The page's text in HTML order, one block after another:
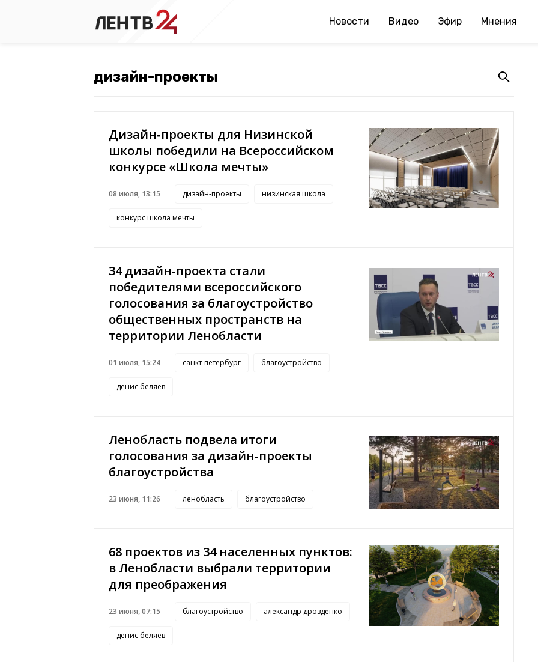
Новости Видео Эфир Мнения
Дизайн‑проекты для Низинской
школы победили на Всероссийском
конкурсе «Школа мечты»
08 июля, 13:15 дизайн-проекты низинская школа
конкурс школа мечты
34 дизайн-проекта стали
победителями всероссийского
голосования за благоустройство
общественных пространств на
территории Ленобласти
01 июля, 15:24 санкт-петербург благоустройство
денис беляев
Ленобласть подвела итоги
голосования за дизайн-проекты
благоустройства
23 июня, 11:26 ленобласть благоустройство
68 проектов из 34 населенных пунктов:
в Ленобласти выбрали территории
для преображения
23 июня, 07:15 благоустройство александр дрозденко
денис беляев